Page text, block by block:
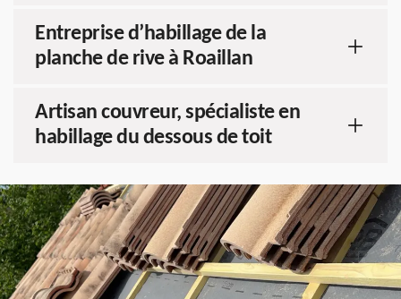
Entreprise d’habillage de la
planche de rive à Roaillan
Artisan couvreur, spécialiste en
habillage du dessous de toit